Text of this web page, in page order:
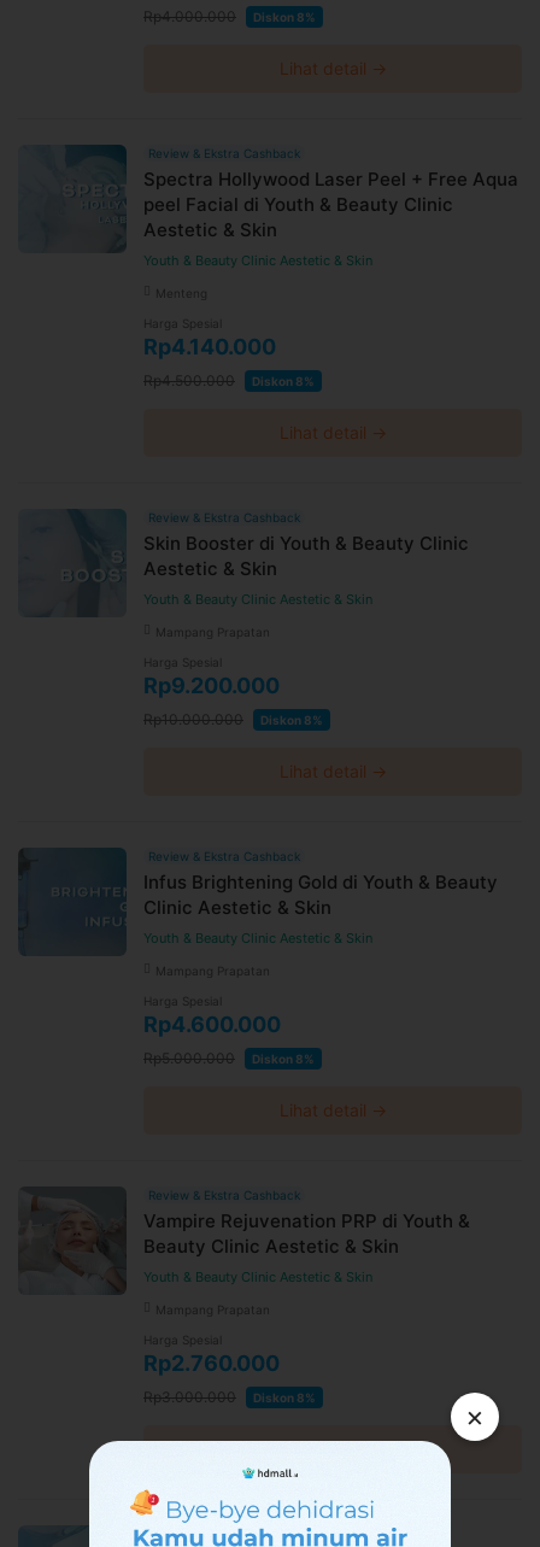
Rp4.000.000 Diskon 8%
Lihat detail →
Review & Ekstra Cashback
Spectra Hollywood Laser Peel + Free Aqua
peel Facial di Youth & Beauty Clinic
Aestetic & Skin
Youth & Beauty Clinic Aestetic & Skin
Menteng
Harga Spesial
Rp4.140.000
Rp4.500.000 Diskon 8%
Lihat detail →
Review & Ekstra Cashback
Skin Booster di Youth & Beauty Clinic
Aestetic & Skin
Youth & Beauty Clinic Aestetic & Skin
Mampang Prapatan
Harga Spesial
Rp9.200.000
Rp10.000.000 Diskon 8%
Lihat detail →
Review & Ekstra Cashback
Infus Brightening Gold di Youth & Beauty
Clinic Aestetic & Skin
Youth & Beauty Clinic Aestetic & Skin
Mampang Prapatan
Harga Spesial
Rp4.600.000
Rp5.000.000 Diskon 8%
Lihat detail →
Review & Ekstra Cashback
Vampire Rejuvenation PRP di Youth &
Beauty Clinic Aestetic & Skin
Youth & Beauty Clinic Aestetic & Skin
Mampang Prapatan
Harga Spesial
Rp2.760.000
Rp3.000.000 Diskon 8%
Review & Ekstra Cashback
×